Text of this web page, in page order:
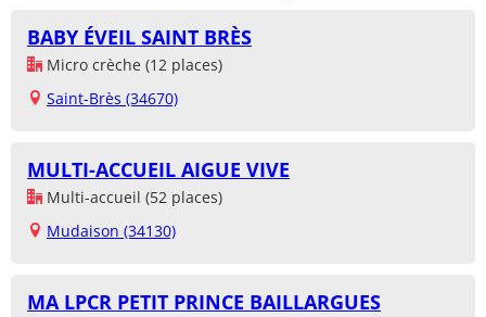
BABY ÉVEIL SAINT BRÈS
Micro crèche (12 places)
Saint-Brès (34670)
MULTI-ACCUEIL AIGUE VIVE
Multi-accueil (52 places)
Mudaison (34130)
MA LPCR PETIT PRINCE BAILLARGUES